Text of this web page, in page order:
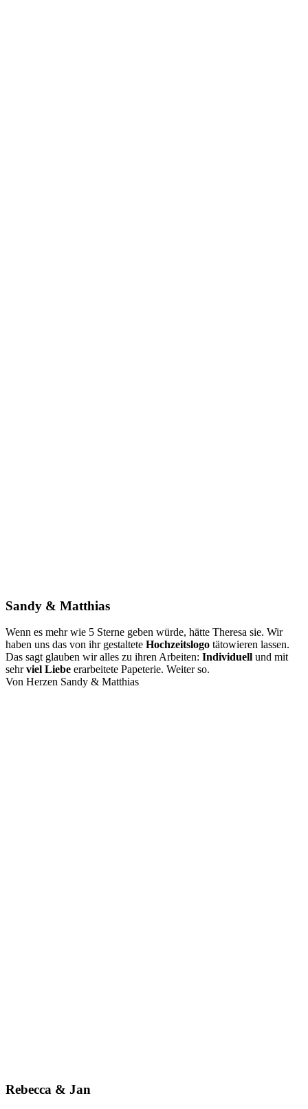
Sandy & Matthias
Wenn es mehr wie 5 Sterne geben würde, hätte Theresa sie. Wir
haben uns das von ihr gestaltete Hochzeitslogo tätowieren lassen.
Das sagt glauben wir alles zu ihren Arbeiten: Individuell und mit
sehrviel Liebe erarbeitete Papeterie. Weiter so.
Von Herzen Sandy & Matthias
Rebecca & Jan